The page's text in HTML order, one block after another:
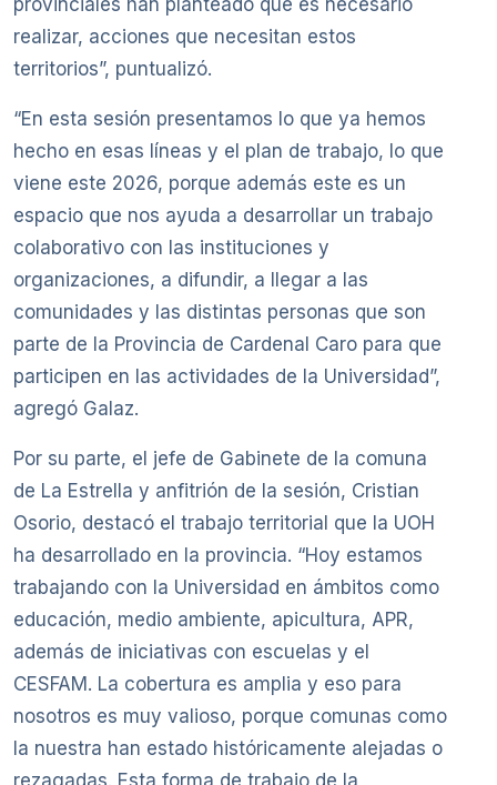
realizar, acciones que necesitan estos
territorios”, puntualizó.
“En esta sesión presentamos lo que ya hemos
hecho en esas líneas y el plan de trabajo, lo que
viene este 2026, porque además este es un
espacio que nos ayuda a desarrollar un trabajo
colaborativo con las instituciones y
organizaciones, a difundir, a llegar a las
comunidades y las distintas personas que son
parte de la Provincia de Cardenal Caro para que
participen en las actividades de la Universidad”,
agregó Galaz.
Por su parte, el jefe de Gabinete de la comuna
de La Estrella y anfitrión de la sesión, Cristian
Osorio, destacó el trabajo territorial que la UOH
ha desarrollado en la provincia. “Hoy estamos
trabajando con la Universidad en ámbitos como
educación, medio ambiente, apicultura, APR,
además de iniciativas con escuelas y el
CESFAM. La cobertura es amplia y eso para
nosotros es muy valioso, porque comunas como
la nuestra han estado históricamente alejadas o
rezagadas. Esta forma de trabajo de la